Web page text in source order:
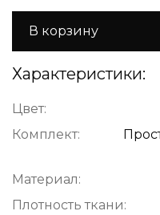
В корзину
Характеристики:
Цвет:
Комплект:
Материал:
Плотность ткани: